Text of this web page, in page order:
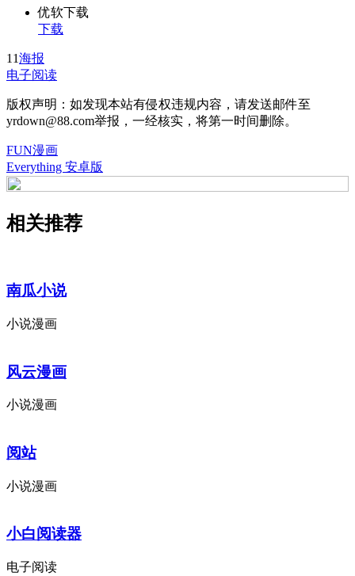
优软下载
下载
11海报
电子阅读
版权声明：如发现本站有侵权违规内容，请发送邮件至
yrdown@88.com举报，一经核实，将第一时间删除。
FUN漫画
Everything 安卓版
相关推荐
南瓜小说
小说漫画
风云漫画
小说漫画
阅站
小说漫画
小白阅读器
电子阅读